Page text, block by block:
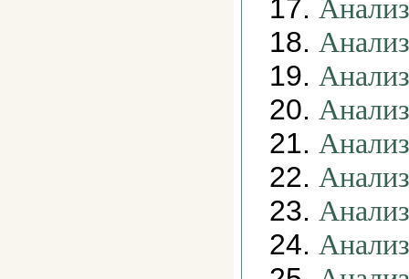
17.
18.
19.
20.
21.
22.
23.
24.